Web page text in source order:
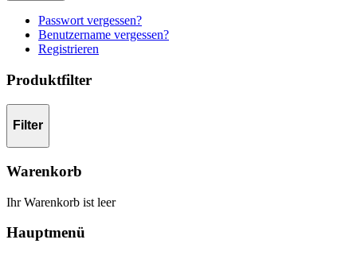
Passwort vergessen?
Benutzername vergessen?
Registrieren
Produktfilter
Filter
Warenkorb
Ihr Warenkorb ist leer
Hauptmenü